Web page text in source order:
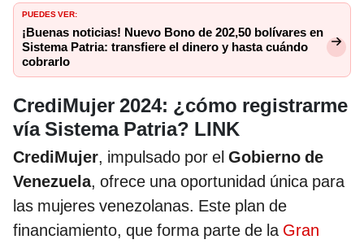
PUEDES VER:
¡Buenas noticias! Nuevo Bono de 202,50 bolívares en
Sistema Patria: transfiere el dinero y hasta cuándo
cobrarlo
CrediMujer 2024: ¿cómo registrarme
vía Sistema Patria? LINK
CrediMujer, impulsado por el Gobierno de
Venezuela, ofrece una oportunidad única para
las mujeres venezolanas. Este plan de
financiamiento, que forma parte de la Gran